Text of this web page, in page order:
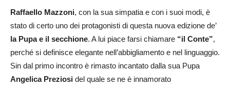
Raffaello Mazzoni, con la sua simpatia e con i suoi modi, è
stato di certo uno dei protagonisti di questa nuova edizione de’
la Pupa e il secchione. A lui piace farsi chiamare “il Conte”,
perché si definisce elegante nell’abbigliamento e nel linguaggio.
Sin dal primo incontro è rimasto incantato dalla sua Pupa
Angelica Preziosi del quale se ne è innamorato